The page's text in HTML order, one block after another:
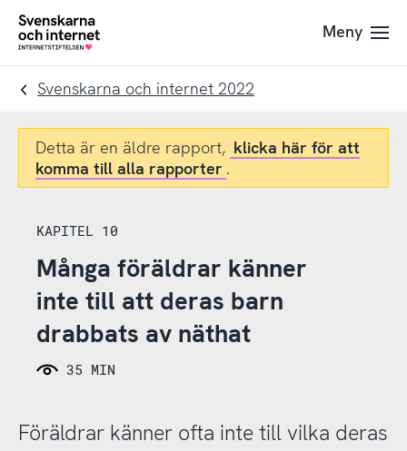
Till
navigation
Till
innehåll
To
Meny
Svenskarna och internet 2022
Detta är en äldre rapport, klicka här för att
komma till alla rapporter .
KAPITEL 10
Många föräldrar känner
inte till att deras barn
drabbats av näthat
35 MIN
Föräldrar känner ofta inte till vilka deras